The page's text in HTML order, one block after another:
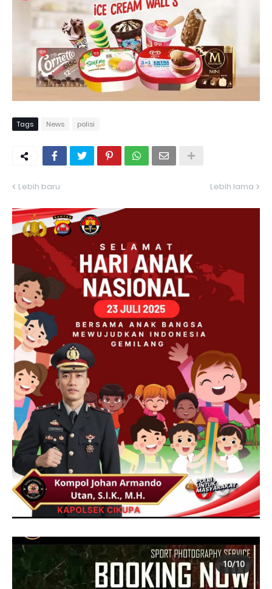
Tags News polisi
Lebih baru Lebih lama